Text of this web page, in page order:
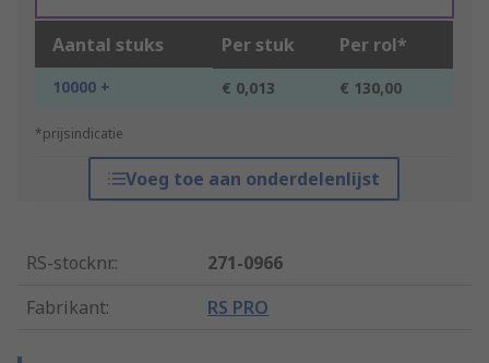
Aantal stuks Per stuk Per rol*
10000 + € 0,013 € 130,00
*prijsindicatie
Voeg toe aan onderdelenlijst
RS-stocknr.:
271-0966
Fabrikant: RS PRO